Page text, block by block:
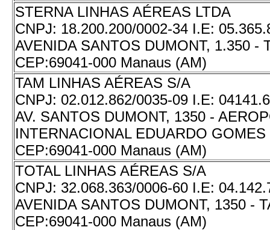
STERNA LINHAS AÉREAS LTDA
CNPJ: 18.200.200/0002-34 I.E:
AVENIDA SANTOS DUMONT, 1.350 -
CEP:69041-000 Manaus (AM)
TAM LINHAS AÉREAS S/A
CNPJ: 02.012.862/0035-09 I.E:
AV. SANTOS DUMONT, 1350 -
INTERNACIONAL EDUARDO GOMES
CEP:69041-000 Manaus (AM)
TOTAL LINHAS AÉREAS S/A
CNPJ: 32.068.363/0006-60 I.E:
AVENIDA SANTOS DUMONT, 1350 -
CEP:69041-000 Manaus (AM)